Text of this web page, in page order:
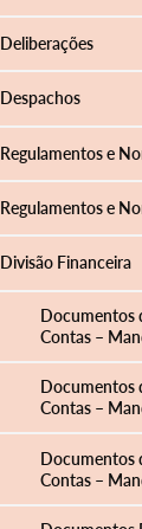
Deliberações
Despachos
Regulamentos e
Regulamentos e
Divisão Financeira
Documentos
Contas –
Documentos
Contas –
Documentos
Contas –